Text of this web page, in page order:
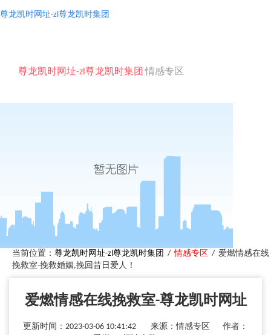
尊龙凯时网址-zl尊龙凯时集团
尊龙凯时网址-zl尊龙凯时集团 情感专区
当前位置： 尊龙凯时网址-zl尊龙凯时集团 /情感专区 / 爱燃情感在线
挽救室-挽救婚姻,挽回昔日爱人！
爱燃情感在线挽救室-尊龙凯时网址
更新时间：2023-03-06 10:41:42 来源：情感专区 作者：